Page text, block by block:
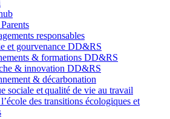
responsables
et gourvenance DD&RS
& formations DD&RS
& innovation DD&RS
& décarbonation
sociale et qualité de vie au travail
des transitions écologiques et